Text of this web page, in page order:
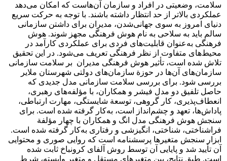
سلامت، وضعیتی در افراد و سازمان‌ آن‌هاست که امکان می‌‌دهد
عملکردی بالاتر از حد انتظار داشته باشند. با توجه به حرکت سریع
دنیای امروز به سوی جهانی‌شدن، مدیران برای داشتن سازمانی
سالم باید به سلاحی به نام هوش فرهنگی مجهز شوند. هوش
فرهنگی به‌عنوان قابلیت‌های فردی برای عملکردی کارآمد در
محیط‌های متفاوت از نظر فرهنگی تعریف می‌‌شود. در این تحقیق
تلاش شده است، تأثیر هوش فرهنگی مدیران بر سلامت سازمانی
سازمان‌های آن‌ها در حوزة سازمان‌های دولتی شهرستان ملایر
بررسی شود. برای بررسی سلامت سازمانی مدل جدیدی که
حاصل تلفیق دو مدل فیشر و همکاران، با مؤلفه‌های رهبری،
انعطاف‌پذیری، کار گروهی، توسعة شایستگی، مهارت ارتباطی،
پاداش‌ها، تعهد و چشم‌انداز است، به‌کار گرفته شده است. برای
سنجش هوش فرهنگی مدل انگ و همکاران با چهار مؤلفة
فراشناختی، شناختی، انگیزشی و رفتاری به‌کار گرفته شده است.
ابزار سنجش متغیرها پرسشنامه است که روایی صوری و محتوایی
آن تأیید شد و پایایی آن توسط روش آلفای کرونباخ ثابت شده
است. طبق نتایج، بین متغیرهای مستقل و متغیر وابسته، شرط